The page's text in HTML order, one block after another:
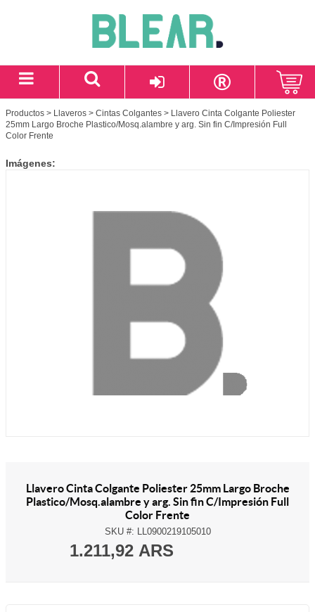
Productos > Llaveros > Cintas Colgantes > Llavero Cinta Colgante Poliester
25mm Largo Broche Plastico/Mosq.alambre y arg. Sin fin C/Impresión Full
Color Frente
Imágenes:
Llavero Cinta Colgante Poliester 25mm Largo Broche
Plastico/Mosq.alambre y arg. Sin fin C/Impresión Full
Color Frente
SKU #: LL0900219105010
1.211,92 ARS